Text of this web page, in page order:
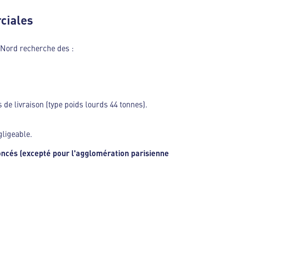
recherche des :
livraison (type poids lourds 44 tonnes).
(excepté pour l'agglomération parisienne